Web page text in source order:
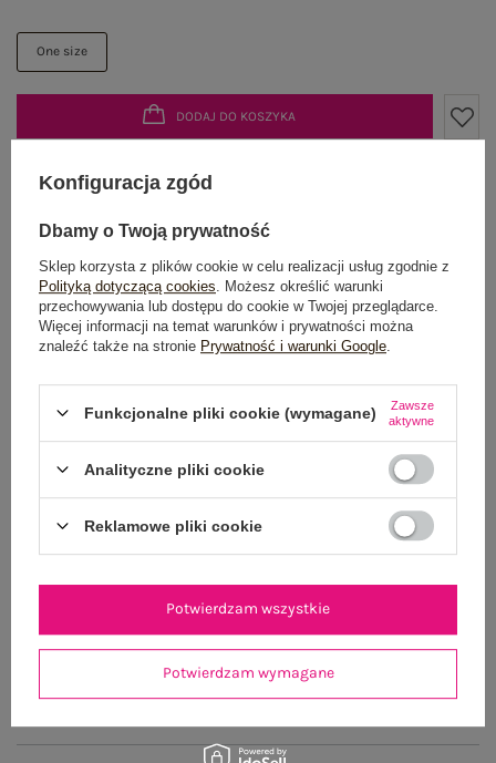
One size
DODAJ DO KOSZYKA
Dostawaod 7,99 zł
Do darmowej dostawy brakuje 200,00 zł
100 dni na zwrot
(0)
Konfiguracja zgód
Dbamy o Twoją prywatność
Sklep korzysta z plików cookie w celu realizacji usług zgodnie z
Polityką dotyczącą cookies . Możesz określić warunki
przechowywania lub dostępu do cookie w Twojej przeglądarce.
Więcej informacji na temat warunków i prywatności można
znaleźć także na stronie Prywatność i warunki Google
Funkcjonalne pliki cookie (wymagane)
Zawsze
aktywne
Analityczne pliki cookie
Reklamowe pliki cookie
Potwierdzam wymagane
Potwierdzam wszystkie